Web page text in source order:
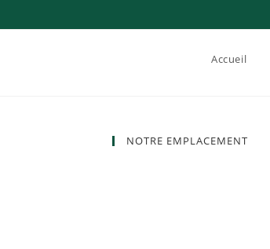
Accueil
NOTRE EMPLACEMENT